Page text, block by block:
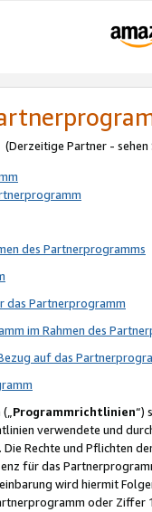
Partner - sehen
des Partnerprogramms
das Partnerprogramm
im Rahmen des
auf das
Programmrichtlinien“)
verwendete und
Rechte und Pflichten
für das
wird hiermit
oder